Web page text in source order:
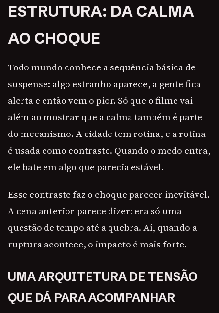
ESTRUTURA: DA CALMA
AO CHOQUE
Todo mundo conhece a sequência básica de
suspense: algo estranho aparece, a gente fica
alerta e então vem o pior. Só que o filme vai
além ao mostrar que a calma também é parte
do mecanismo. A cidade tem rotina, e a rotina
é usada como contraste. Quando o medo entra,
ele bate em algo que parecia estável.
Esse contraste faz o choque parecer inevitável.
A cena anterior parece dizer: era só uma
questão de tempo até a quebra. Aí, quando a
ruptura acontece, o impacto é mais forte.
UMA ARQUITETURA DE TENSÃO
QUE DÁ PARA ACOMPANHAR